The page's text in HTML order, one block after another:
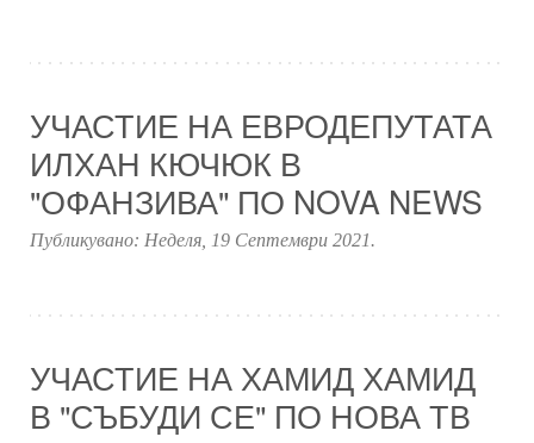
УЧАСТИЕ НА ЕВРОДЕПУТАТА
ИЛХАН КЮЧЮК В
"ОФАНЗИВА" ПО NOVA NEWS
Публикувано: Неделя, 19 Септември 2021.
УЧАСТИЕ НА ХАМИД ХАМИД
В "СЪБУДИ СЕ" ПО НОВА ТВ